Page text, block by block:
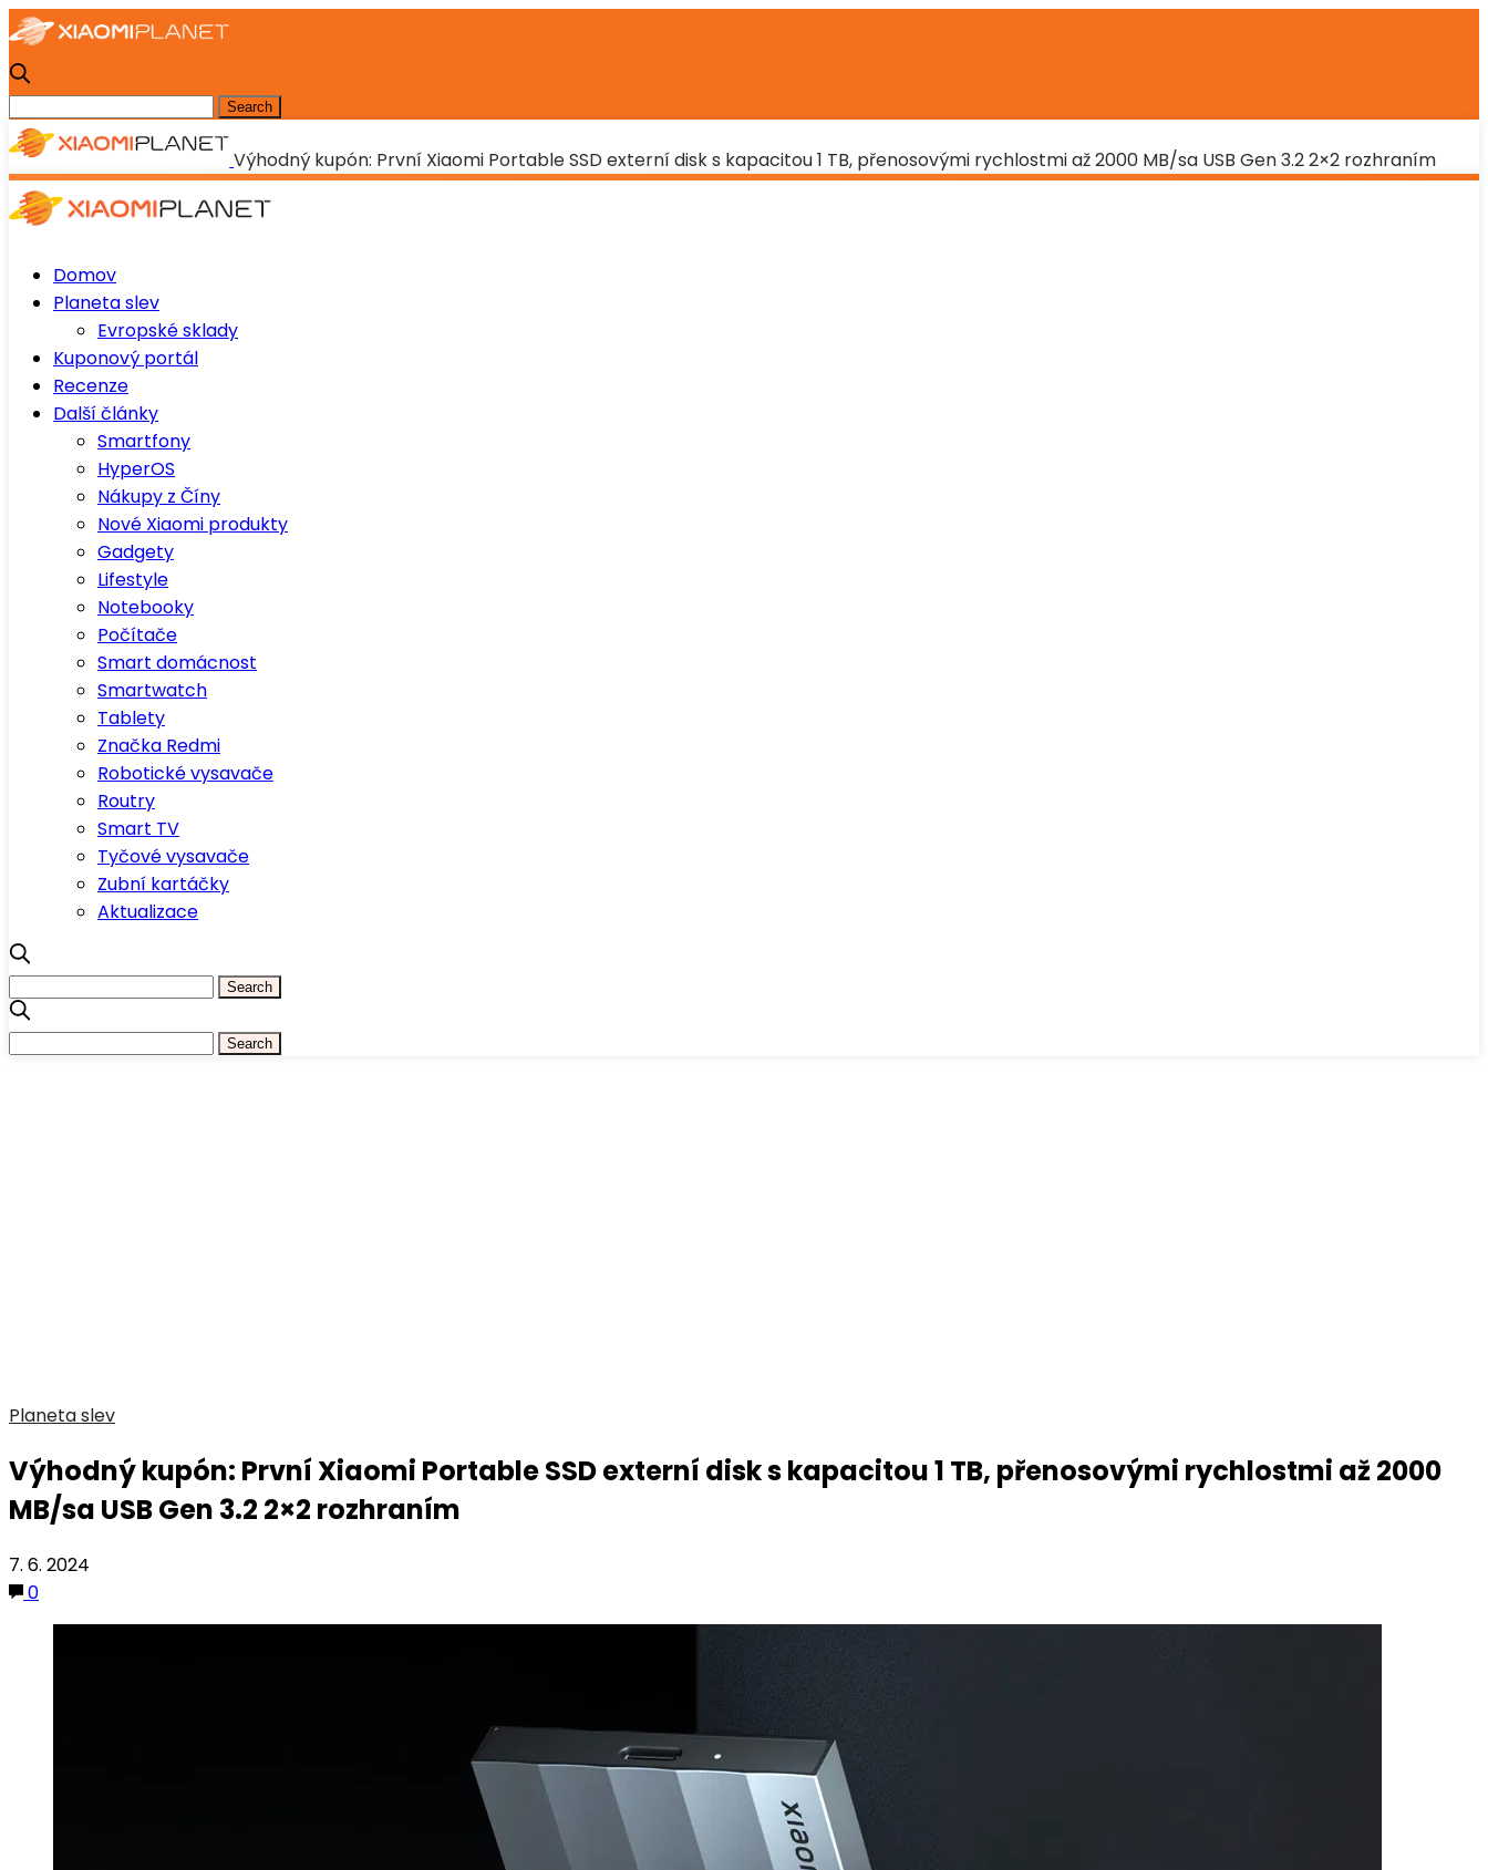
Výhodný kupón: První Xiaomi Portable SSD externí disk s kapacitou 1 TB, přenosovými rychlostmi až 2000 MB/sa USB Gen 3.2 2×2 rozhraním
Domov
Planeta slev
Evropské sklady
Kuponový portál
Recenze
Další články
Smartfony
HyperOS
Nákupy z Číny
Nové Xiaomi produkty
Gadgety
Lifestyle
Notebooky
Počítače
Smart domácnost
Smartwatch
Tablety
Značka Redmi
Robotické vysavače
Routry
Smart TV
Tyčové vysavače
Zubní kartáčky
Aktualizace
Planeta slev
Výhodný kupón: První Xiaomi Portable SSD externí disk s kapacitou 1 TB, přenosovými rychlostmi až 2000
MB/sa USB Gen 3.2 2×2 rozhraním
7. 6. 2024
0